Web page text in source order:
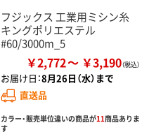
フジックス 工業用ミシン糸
キングポリエステル
#60/3000m_5
￥2,772 ￥3,190
お届け日：8月26日（水）まで
直送品
カラー・販売単位違いの商品が11商品ありま
す